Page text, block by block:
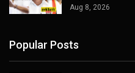
Aug 8, 2026
Popular Posts